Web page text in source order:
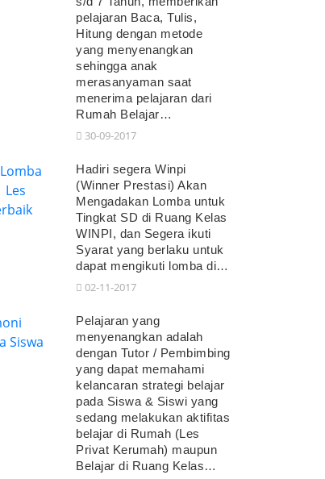
pelajaran Baca, Tulis,
Hitung dengan metode
yang menyenangkan
sehingga anak
merasanyaman saat
menerima pelajaran dari
Rumah Belajar…
30-09-2017
Hadiri segera Winpi
(Winner Prestasi) Akan
Mengadakan Lomba untuk
Tingkat SD di Ruang Kelas
WINPI, dan Segera ikuti
Syarat yang berlaku untuk
dapat mengikuti lomba di…
02-11-2017
Pelajaran yang
menyenangkan adalah
dengan Tutor / Pembimbing
yang dapat memahami
kelancaran strategi belajar
pada Siswa & Siswi yang
sedang melakukan aktifitas
belajar di Rumah (Les
Privat Kerumah) maupun
Belajar di Ruang Kelas…